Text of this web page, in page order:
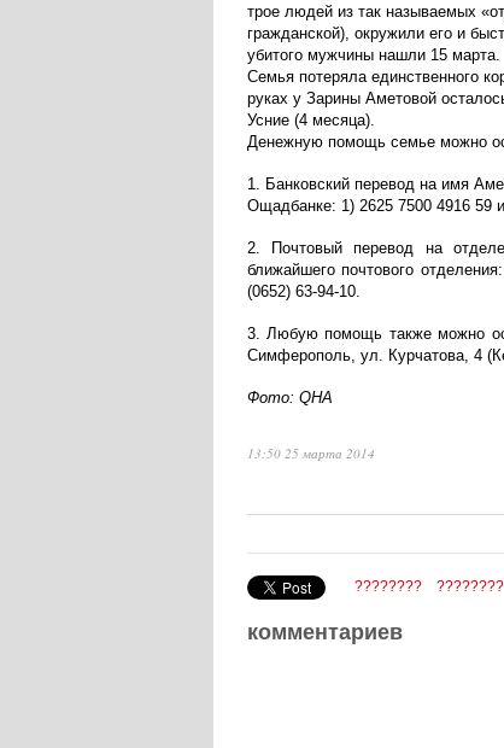
трое людей из так называемых
гражданской), окружили его и
убитого мужчины нашли 15 марта.
Семья потеряла единственного
руках у Зарины Аметовой
Усние (4 месяца).
Денежную помощь семье можно
1. Банковский перевод на имя
Ощадбанке: 1) 2625 7500 4916 59
2. Почтовый перевод на
ближайшего почтового
(0652) 63-94-10.
3. Любую помощь также можно
Симферополь, ул. Курчатова, 4
Фото: QHA
13:50 25 марта 2014
???????? ????????
комментариев